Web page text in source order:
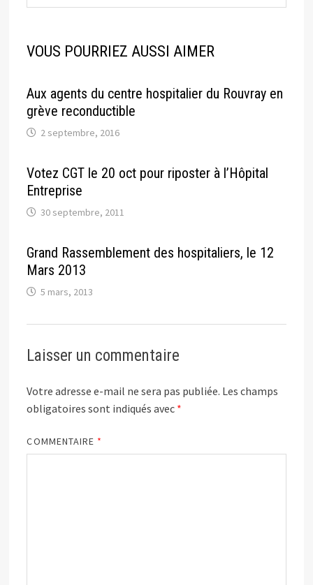
VOUS POURRIEZ AUSSI AIMER
Aux agents du centre hospitalier du Rouvray en
grève reconductible
2 septembre, 2016
Votez CGT le 20 oct pour riposter à l’Hôpital
Entreprise
30 septembre, 2011
Grand Rassemblement des hospitaliers, le 12
Mars 2013
5 mars, 2013
Laisser un commentaire
Votre adresse e-mail ne sera pas publiée. Les champs
obligatoires sont indiqués avec *
COMMENTAIRE *